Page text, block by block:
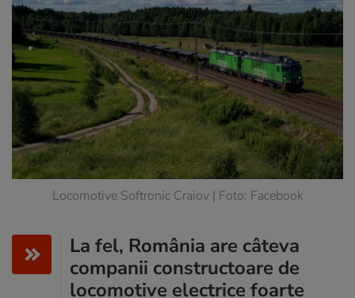
Locomotive Softronic Craiov | Foto: Facebook
La fel, România are câteva
companii constructoare de
locomotive electrice foarte